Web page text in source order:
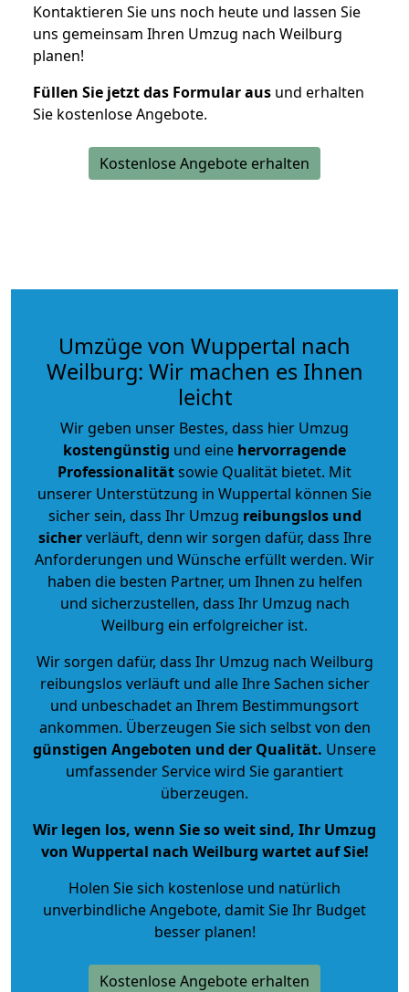
Kontaktieren Sie uns noch heute und lassen Sie
uns gemeinsam Ihren Umzug nach Weilburg
planen!
Füllen Sie jetzt das Formular aus und erhalten
Sie kostenlose Angebote.
Kostenlose Angebote erhalten
Umzüge von Wuppertal nach
Weilburg: Wir machen es Ihnen
leicht
Wir geben unser Bestes, dass hier Umzug
kostengünstig und eine hervorragende
Professionalitätsowie Qualität bietet. Mit
unserer Unterstützung in Wuppertal können Sie
sicher sein, dass Ihr Umzug reibungslos und
sicherverläuft, denn wir sorgen dafür, dass Ihre
Anforderungen und Wünsche erfüllt werden. Wir
haben die besten Partner, um Ihnen zu helfen
und sicherzustellen, dass Ihr Umzug nach
Weilburg ein erfolgreicher ist.
Wir sorgen dafür, dass Ihr Umzug nach Weilburg
reibungslos verläuft und alle Ihre Sachen sicher
und unbeschadet an Ihrem Bestimmungsort
ankommen. Überzeugen Sie sich selbst von den
günstigen Angeboten und der Qualität. Unsere
umfassender Service wird Sie garantiert
überzeugen.
Wir legen los, wenn Sie so weit sind, Ihr Umzug
von Wuppertal nach Weilburg wartet auf Sie!
Holen Sie sich kostenlose und natürlich
unverbindliche Angebote, damit Sie Ihr Budget
besser planen!
Kostenlose Angebote erhalten